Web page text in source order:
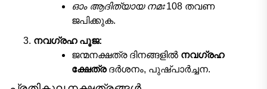
ഓം ആദിത്യായ നമഃ108 തവണ
ജപിക്കുക.
നവഗ്രഹ പൂജ:
ജന്മനക്ഷത്ര ദിനങ്ങളിൽ നവഗ്രഹ
ക്ഷേത്രദർശനം, പുഷ്പാർച്ചന.